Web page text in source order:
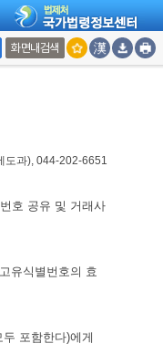
화면내검색
도과), 044-202-6651
호 공유 및 거래사
유식별번호의 효
포함한다)에게